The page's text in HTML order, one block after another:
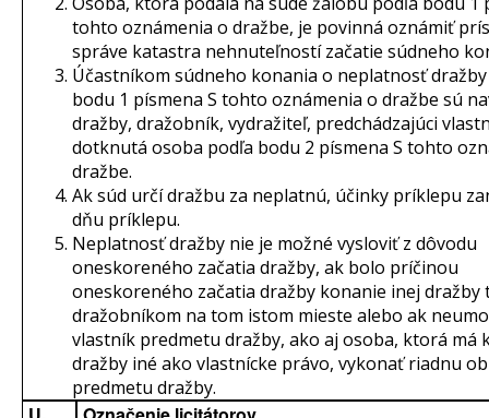
tohto oznámenia o dražbe, je povinná oznámiť
správe katastra nehnuteľností začatie súdneho
Účastníkom súdneho konania o neplatnosť
bodu 1 písmena S tohto oznámenia o dražbe sú
dražby, dražobník, vydražiteľ, predchádzajúci
dotknutá osoba podľa bodu 2 písmena S tohto
dražbe.
Ak súd určí dražbu za neplatnú, účinky príklepu
dňu príklepu.
Neplatnosť dražby nie je možné vysloviť z dôvodu
oneskoreného začatia dražby, ak bolo príčinou
oneskoreného začatia dražby konanie inej dražby
dražobníkom na tom istom mieste alebo ak
vlastník predmetu dražby, ako aj osoba, ktorá má
dražby iné ako vlastnícke právo, vykonať riadnu
predmetu dražby.